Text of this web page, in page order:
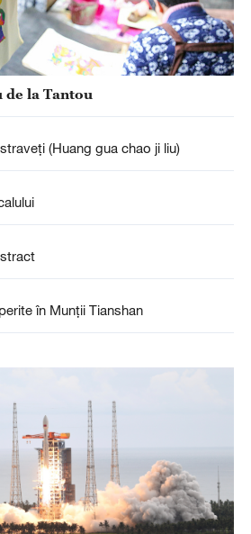
la Tantou
(Huang gua chao ji liu)
în Munții Tianshan